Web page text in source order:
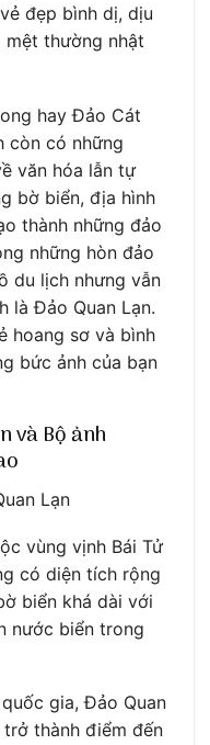
đẹp bình dị, dịu
mệt thường nhật
hay Đảo Cát
còn có những
văn hóa lẫn tự
bờ biển, địa hình
thành những đảo
những hòn đảo
du lịch nhưng vẫn
là Đảo Quan Lạn.
hoang sơ và bình
bức ảnh của bạn
và Bộ ảnh
Lạn
vùng vịnh Bái Tử
có diện tích rộng
biển khá dài với
nước biển trong
gia, Đảo Quan
thành điểm đến